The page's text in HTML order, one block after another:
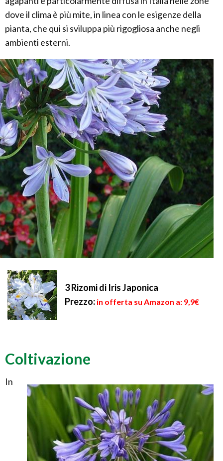
dove il clima è più mite, in linea con le esigenze della
pianta, che qui si sviluppa più rigogliosa anche negli
ambienti esterni.
3 Rizomi di Iris Japonica
Prezzo: in offerta su Amazon a: 9,9€
Coltivazione
In